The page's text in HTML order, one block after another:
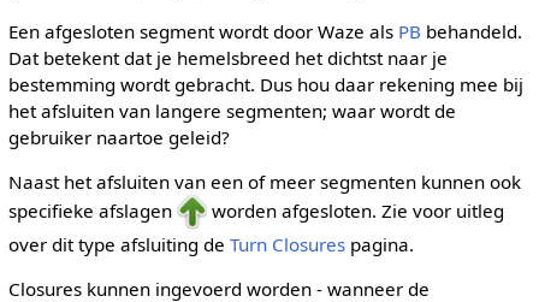
Een afgesloten segment wordt door Waze als PB behandeld.
Dat betekent dat je hemelsbreed het dichtst naar je
bestemming wordt gebracht. Dus hou daar rekening mee bij
het afsluiten van langere segmenten; waar wordt de
gebruiker naartoe geleid?
Naast het afsluiten van een of meer segmenten kunnen ook
specifieke afslagen
worden afgesloten. Zie voor uitleg
over dit type afsluiting de Turn Closurespagina.
Closures kunnen ingevoerd worden - wanneer de